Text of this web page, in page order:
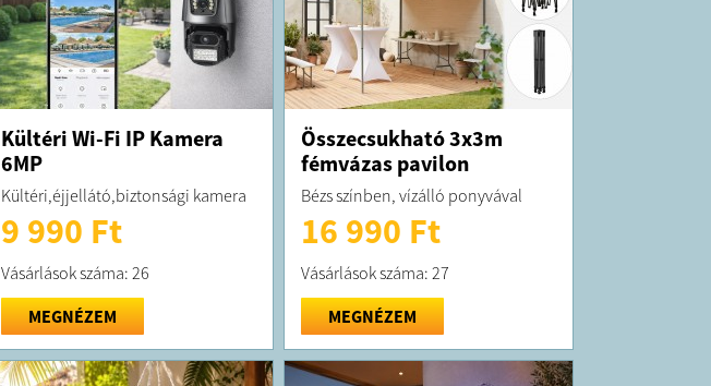
Kültéri Wi-Fi IP Kamera
6MP
Kültéri,éjjellátó,biztonsági kamera
9 990 Ft
Vásárlások száma: 26
MEGNÉZEM
Összecsukható 3x3m
fémvázas pavilon
Bézs színben, vízálló ponyvával
16 990 Ft
Vásárlások száma: 27
MEGNÉZEM